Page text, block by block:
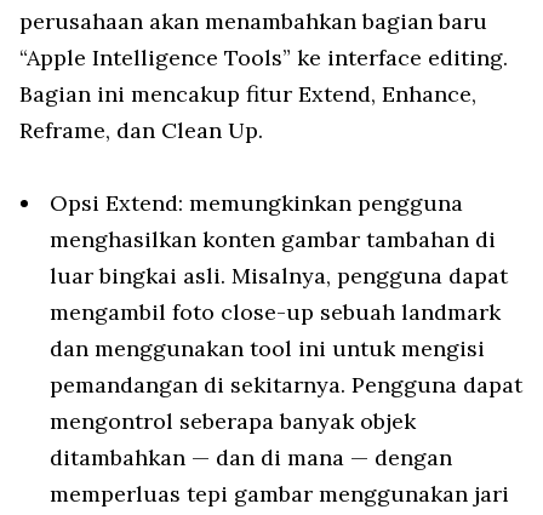
perusahaan akan menambahkan bagian baru
“Apple Intelligence Tools” ke interface editing.
Bagian ini mencakup fitur Extend, Enhance,
Reframe, dan Clean Up.
Opsi Extend: memungkinkan pengguna
menghasilkan konten gambar tambahan di
luar bingkai asli. Misalnya, pengguna dapat
mengambil foto close-up sebuah landmark
dan menggunakan tool ini untuk mengisi
pemandangan di sekitarnya. Pengguna dapat
mengontrol seberapa banyak objek
ditambahkan — dan di mana — dengan
memperluas tepi gambar menggunakan jari